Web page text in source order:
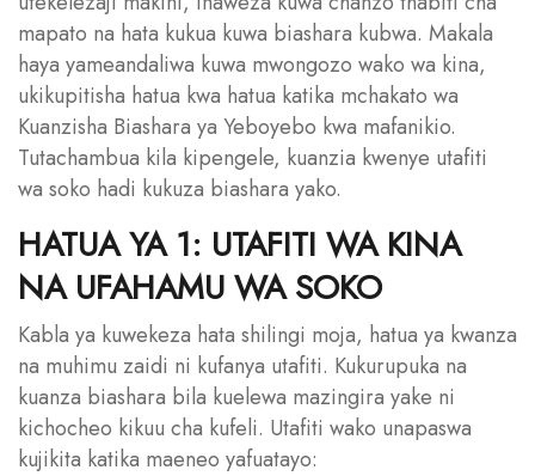
mapato na hata kukua kuwa biashara kubwa. Makala
haya yameandaliwa kuwa mwongozo wako wa kina,
ukikupitisha hatua kwa hatua katika mchakato wa
Kuanzisha Biashara ya Yeboyebo kwa mafanikio.
Tutachambua kila kipengele, kuanzia kwenye utafiti
wa soko hadi kukuza biashara yako.
HATUA YA 1: UTAFITI WA KINA
NA UFAHAMU WA SOKO
Kabla ya kuwekeza hata shilingi moja, hatua ya kwanza
na muhimu zaidi ni kufanya utafiti. Kukurupuka na
kuanza biashara bila kuelewa mazingira yake ni
kichocheo kikuu cha kufeli. Utafiti wako unapaswa
kujikita katika maeneo yafuatayo: